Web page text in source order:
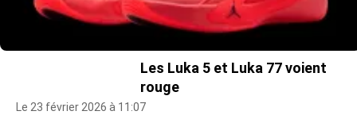
Les Luka 5 et Luka 77 voient
rouge
Le 23 février 2026 à 11:07